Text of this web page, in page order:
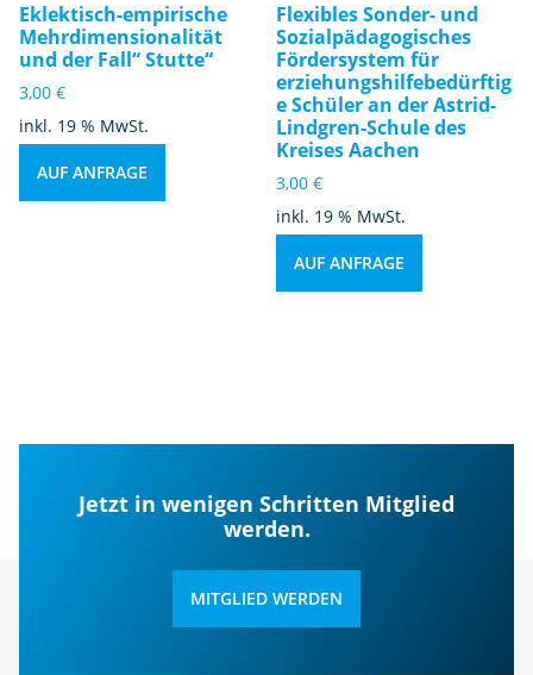
Eklektisch-empirische
Mehrdimensionalität
und der Fall“ Stutte“
3,00 €
inkl. 19 % MwSt.
AUF ANFRAGE
Flexibles Sonder- und
Sozialpädagogisches
Fördersystem für
erziehungshilfebedürftig
e Schüler an der Astrid-
Lindgren-Schule des
Kreises Aachen
3,00€
inkl. 19 % MwSt.
AUF ANFRAGE
Jetzt in wenigen Schritten Mitglied
werden.
MITGLIED WERDEN